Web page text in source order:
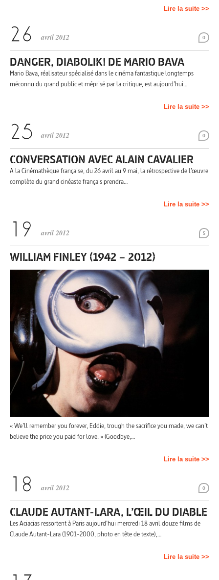
Lire la suite >>
0
avril 2012
DANGER, DIABOLIK! DE MARIO BAVA
Mario Bava, réalisateur spécialisé dans le cinéma fantastique longtemps
méconnu du grand public et méprisé par la critique, est aujourd’hui…
Lire la suite >>
0
avril 2012
CONVERSATION AVEC ALAIN CAVALIER
A la Cinémathèque française, du 26 avril au 9 mai, la rétrospective de l’œuvre
complète du grand cinéaste français prendra…
Lire la suite >>
5
avril 2012
WILLIAM FINLEY (1942 – 2012)
« We’ll remember you forever, Eddie, trough the sacrifice you made, we can’t
believe the price you paid for love. » (Goodbye,…
Lire la suite >>
0
avril 2012
CLAUDE AUTANT-LARA, L’ŒIL DU DIABLE
Les Aciacias ressortent à Paris aujourd’hui mercredi 18 avril douze films de
Claude Autant-Lara (1901-2000, photo en tête de texte),…
Lire la suite >>